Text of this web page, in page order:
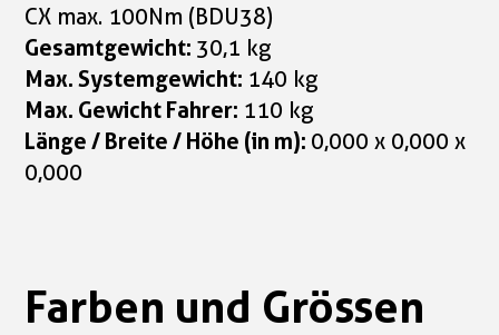
CX max. 100Nm (BDU38)
Gesamtgewicht: 30,1 kg
Max. Systemgewicht: 140 kg
Max. Gewicht Fahrer: 110 kg
Länge / Breite / Höhe (in m): 0,000 x 0,000 x
0,000
Farben und Grössen